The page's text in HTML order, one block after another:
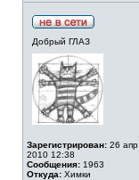
Добрый ГЛАЗ
Зарегистрирован: 26 апр
2010 12:38
Сообщения: 1963
Откуда: Химки